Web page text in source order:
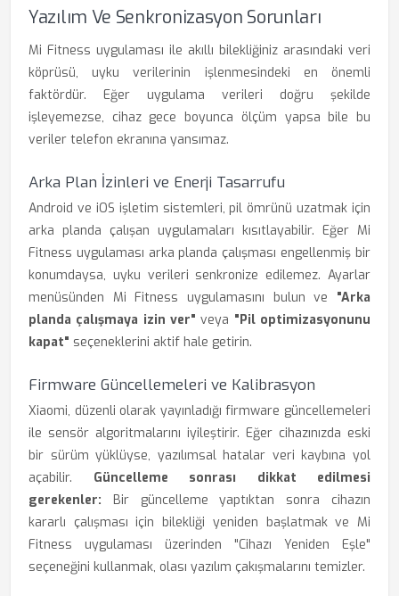
Yazılım Ve Senkronizasyon Sorunları
Mi Fitness uygulaması ile akıllı bilekliğiniz arasındaki veri
köprüsü, uyku verilerinin işlenmesindeki en önemli
faktördür. Eğer uygulama verileri doğru şekilde
işleyemezse, cihaz gece boyunca ölçüm yapsa bile bu
veriler telefon ekranına yansımaz.
Arka Plan İzinleri ve Enerji Tasarrufu
Android ve iOS işletim sistemleri, pil ömrünü uzatmak için
arka planda çalışan uygulamaları kısıtlayabilir. Eğer Mi
Fitness uygulaması arka planda çalışması engellenmiş bir
konumdaysa, uyku verileri senkronize edilemez. Ayarlar
menüsünden Mi Fitness uygulamasını bulun ve "Arka
planda çalışmaya izin ver" veya "Pil optimizasyonunu
kapat" seçeneklerini aktif hale getirin.
Firmware Güncellemeleri ve Kalibrasyon
Xiaomi, düzenli olarak yayınladığı firmware güncellemeleri
ile sensör algoritmalarını iyileştirir. Eğer cihazınızda eski
bir sürüm yüklüyse, yazılımsal hatalar veri kaybına yol
açabilir. Güncelleme sonrası dikkat edilmesi
gerekenler: Bir güncelleme yaptıktan sonra cihazın
kararlı çalışması için bilekliği yeniden başlatmak ve Mi
Fitness uygulaması üzerinden "Cihazı Yeniden Eşle"
seçeneğini kullanmak, olası yazılım çakışmalarını temizler.